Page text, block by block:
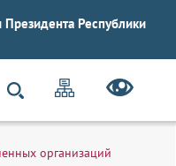
Республики
организаций